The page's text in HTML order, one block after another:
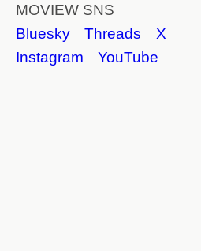
MOVIEW SNS
Bluesky
Threads
X
Instagram
YouTube